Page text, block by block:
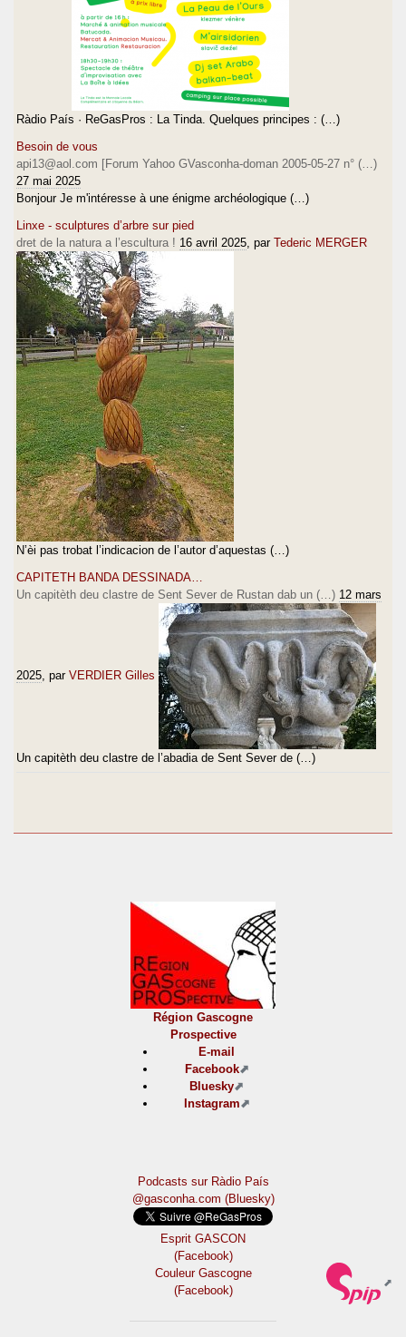
Ràdio País · ReGasPros : La Tinda. Quelques principes : (…)
Besoin de vous
api13@aol.com [Forum Yahoo GVasconha-doman 2005-05-27 n° (…)
27 mai 2025
Bonjour Je m'intéresse à une énigme archéologique (…)
Linxe - sculptures d’arbre sur pied
dret de la natura a l’escultura ! 16 avril 2025 , par Tederic MERGER
N’èi pas trobat l’indicacion de l’autor d’aquestas (…)
CAPITETH BANDA DESSINADA…
Un capitèth deu clastre de Sent Sever de Rustan dab un (…) 12 mars
2025 , par VERDIER Gilles
Un capitèth deu clastre de l’abadia de Sent Sever de (…)
Région Gascogne
Prospective
E-mail
Facebook
Bluesky
Instagram
Podcasts sur Ràdio País
@gasconha.com (Bluesky)
Esprit GASCON
(Facebook)
Couleur Gascogne
(Facebook)